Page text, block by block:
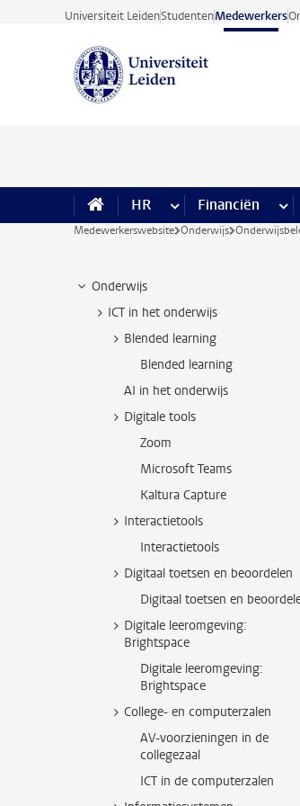
Ga direct naar de inhoud
Universiteit LeidenStudentenMedewerkers
HR meer HR pagina’s
Financiën
Medewerkerswebsite Onderwijs
Onderwijs
ICT in het onderwijs
Blended learning
Blended learning
AI in het onderwijs
Digitale tools
Zoom
Microsoft Teams
Kaltura Capture
Interactietools
Interactietools
Digitaal toetsen en beoordelen
Digitaal toetsen en
Digitale leeromgeving:
Brightspace
Digitale leeromgeving:
Brightspace
College- en computerzalen
AV-voorzieningen in de
collegezaal
ICT in de computerzalen